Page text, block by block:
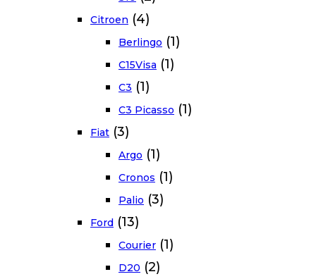
Citroen (4)
Berlingo (1)
C15Visa (1)
C3 (1)
C3 Picasso (1)
Fiat (3)
Argo (1)
Cronos (1)
Palio (3)
Ford (13)
Courier (1)
D20 (2)